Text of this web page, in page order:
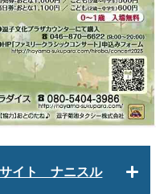
サイト ナニスル